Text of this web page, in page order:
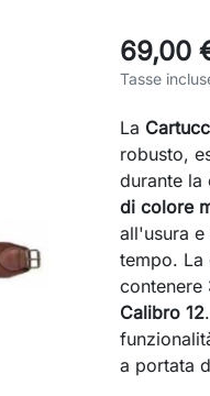
69,00
Tasse
La
robusto,
durante la
di colore
all'usura e
tempo. La
contenere
Calibro 12
a portata